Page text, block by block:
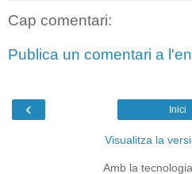
Cap comentari:
Publica un comentari a
‹ Inici
Visualitza la
Amb la